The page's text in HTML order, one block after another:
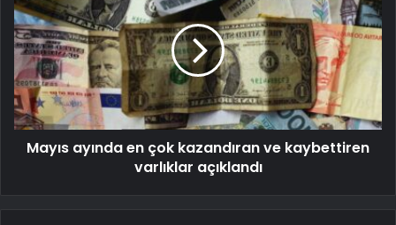
Mayıs ayında en çok kazandıran ve kaybettiren
varlıklar açıklandı